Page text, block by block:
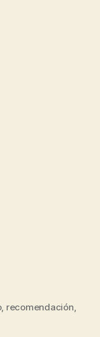
, recomendación,